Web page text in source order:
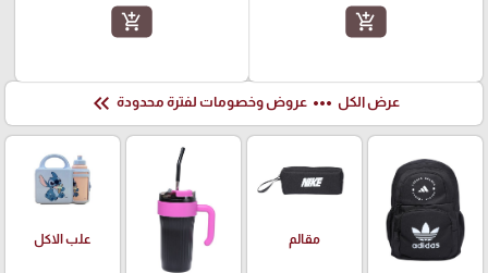
add_shopping_cart
add_shopping_cart
عرض الكل more_horiz عروض وخصومات لفترة محدودة keyboard_double_arrow_left
مقالم علب الاكل